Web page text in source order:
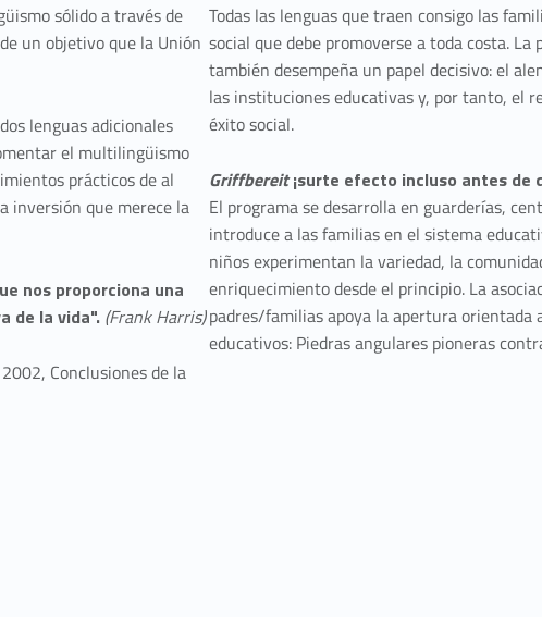
sólido a través de
un objetivo que la Unión
lenguas adicionales
el multilingüismo
prácticos de al
inversión que merece la
nos proporciona una
de la vida". (Frank Harris)
Conclusiones de la
Todas las lenguas que traen consigo las
social que debe promoverse a toda costa.
también desempeña un papel decisivo: el
las instituciones educativas y, por tanto, el
éxito social.
Griffbereit¡surte efecto incluso antes de
El programa se desarrolla en guarderías,
introduce a las familias en el sistema
niños experimentan la variedad, la
enriquecimiento desde el principio. La
padres/familias apoya la apertura orientada
educativos: Piedras angulares pioneras